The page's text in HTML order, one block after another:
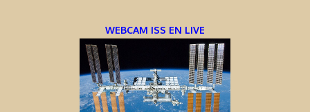
WEBCAM ISS EN LIVE